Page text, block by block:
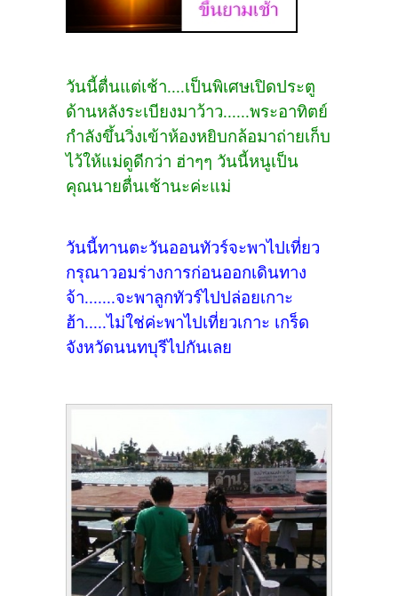
วันนี้ตื่นแต่เช้า....เป็นพิเศษเปิดประตู
ด้านหลังระเบียงมาว้าว......พระอาทิตย์
กำลังขึ้นวิ่งเข้าห้องหยิบกล้อมาถ่ายเก็บ
ไว้ให้แม่ดูดีกว่า ฮ่าๆๆ วันนี้หนูเป็น
คุณนายตื่นเช้านะค่ะแม่
วันนี้ทานตะวันออนทัวร์จะพาไปเที่ยว
กรุณาวอมร่างการก่อนออกเดินทาง
จ้า.......จะพาลูกทัวร์ไปปล่อยเกาะ
ฮ้า.....ไม่ใช่ค่ะพาไปเที่ยวเกาะ เกร็ด
จังหวัดนนทบุรีไปกันเลย